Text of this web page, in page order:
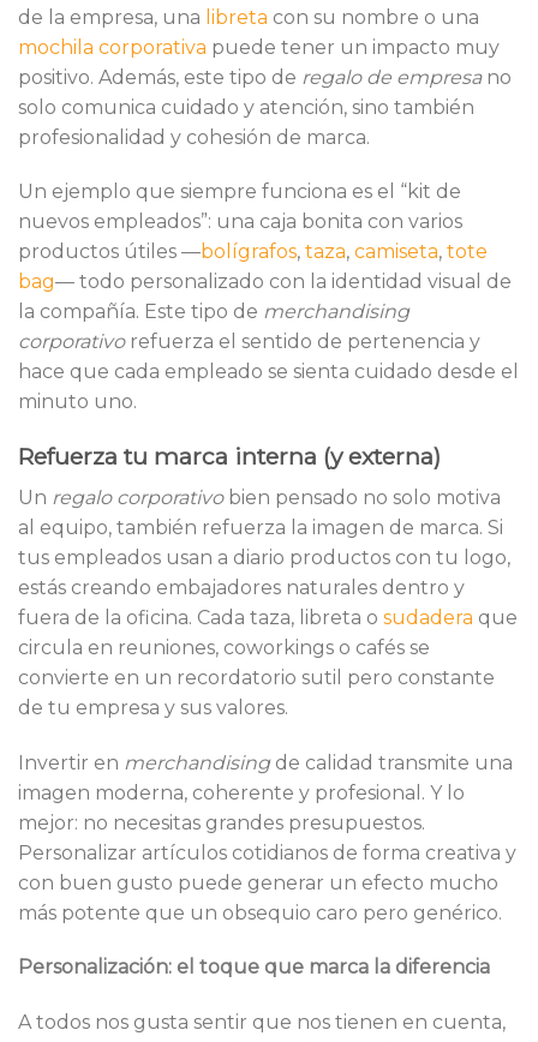
de la empresa, una libreta con su nombre o una
mochila corporativa puede tener un impacto muy
positivo. Además, este tipo de regalo de empresano
solo comunica cuidado y atención, sino también
profesionalidad y cohesión de marca.
Un ejemplo que siempre funciona es el “kit de
nuevos empleados”: una caja bonita con varios
productos útiles —bolígrafos, taza, camiseta, tote
bag— todo personalizado con la identidad visual de
la compañía. Este tipo de merchandising
corporativorefuerza el sentido de pertenencia y
hace que cada empleado se sienta cuidado desde el
minuto uno.
Refuerza tu marca interna (y externa)
Un regalo corporativobien pensado no solo motiva
al equipo, también refuerza la imagen de marca. Si
tus empleados usan a diario productos con tu logo,
estás creando embajadores naturales dentro y
fuera de la oficina. Cada taza, libreta o sudadera que
circula en reuniones, coworkings o cafés se
convierte en un recordatorio sutil pero constante
de tu empresa y sus valores.
Invertir en merchandisingde calidad transmite una
imagen moderna, coherente y profesional. Y lo
mejor: no necesitas grandes presupuestos.
Personalizar artículos cotidianos de forma creativa y
con buen gusto puede generar un efecto mucho
más potente que un obsequio caro pero genérico.
Personalización: el toque que marca la diferencia
A todos nos gusta sentir que nos tienen en cuenta,